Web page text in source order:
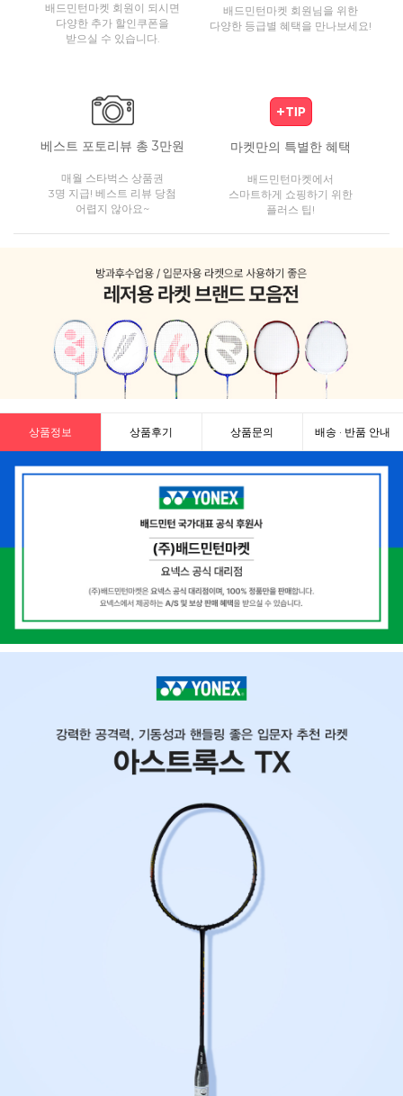
배드민턴마켓 회원이 되시면
다양한 추가 할인쿠폰을
받으실 수 있습니다.
배드민턴마켓 회원님을 위한
다양한 등급별 혜택을 만나보세요!
베스트 포토리뷰 총 3만원
매월 스타벅스 상품권
3명 지급! 베스트 리뷰 당첨
어렵지 않아요~
마켓만의 특별한 혜택
배드민턴마켓에서
스마트하게 쇼핑하기 위한
플러스 팁!
상품정보 상품후기 상품문의 배송 · 반품 안내